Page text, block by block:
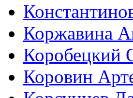
Коржавина
Коробецкий
Коровин